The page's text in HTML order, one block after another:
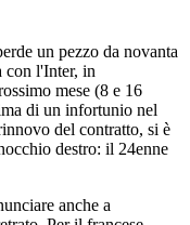
un pezzo da novanta
con l'Inter, in
mese (8 e 16
di un infortunio nel
del contratto, si è
destro: il 24enne
anche a